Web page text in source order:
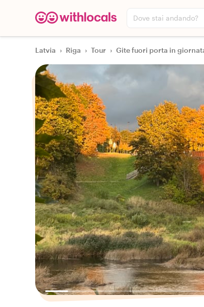
Dove stai andando?
Latvia › Riga › Tour › Gite fuori porta in